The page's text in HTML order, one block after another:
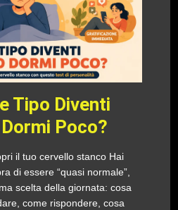
Tipo Diventi
Poco?
il tuo cervello stanco Hai
di essere “quasi normale”,
scelta della giornata: cosa
come rispondere, cosa